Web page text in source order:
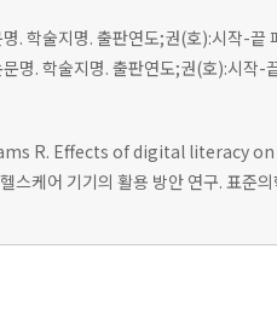
명. 학술지명. 출판연도;권(호):시작-끝
문명. 학술지명. 출판연도;권(호):시작-
R. Effects of digital literacy
스케어 기기의 활용 방안 연구. 표준